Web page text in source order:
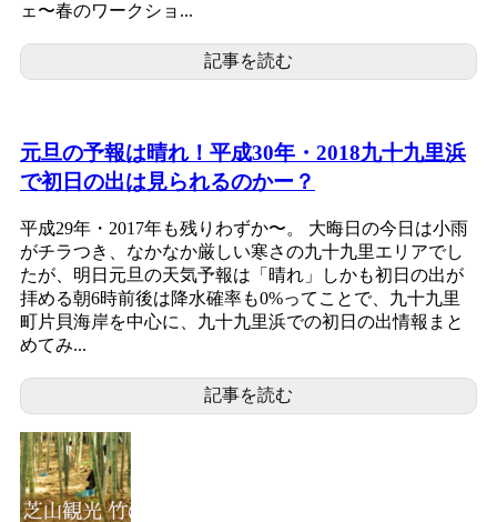
ェ〜春のワークショ...
記事を読む
元旦の予報は晴れ！平成30年・2018九十九里浜
で初日の出は見られるのかー？
平成29年・2017年も残りわずか〜。 大晦日の今日は小雨
がチラつき、なかなか厳しい寒さの九十九里エリアでし
たが、明日元旦の天気予報は「晴れ」しかも初日の出が
拝める朝6時前後は降水確率も0%ってことで、九十九里
町片貝海岸を中心に、九十九里浜での初日の出情報まと
めてみ...
記事を読む